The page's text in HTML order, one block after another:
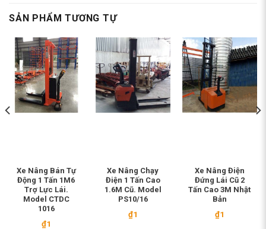
SẢN PHẨM TƯƠNG TỰ
Xe Nâng Bán Tự
Động 1 Tấn 1M6
Trợ Lực Lái.
Model CTDC
1016
₫1
Xe Nâng Chạy
Điện 1 Tấn Cao
1.6M Cũ. Model
PS10/16
₫1
Xe Nâng Điện
Đứng Lái Cũ 2
Tấn Cao 3M Nhật
Bản
₫1